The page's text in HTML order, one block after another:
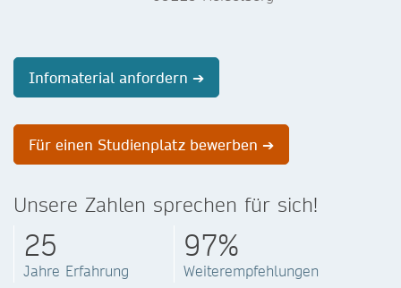
Infomaterial anfordern ➔
Für einen Studienplatz bewerben ➔
Unsere Zahlen sprechen für sich!
25
Jahre Erfahrung
97%
Weiterempfehlungen